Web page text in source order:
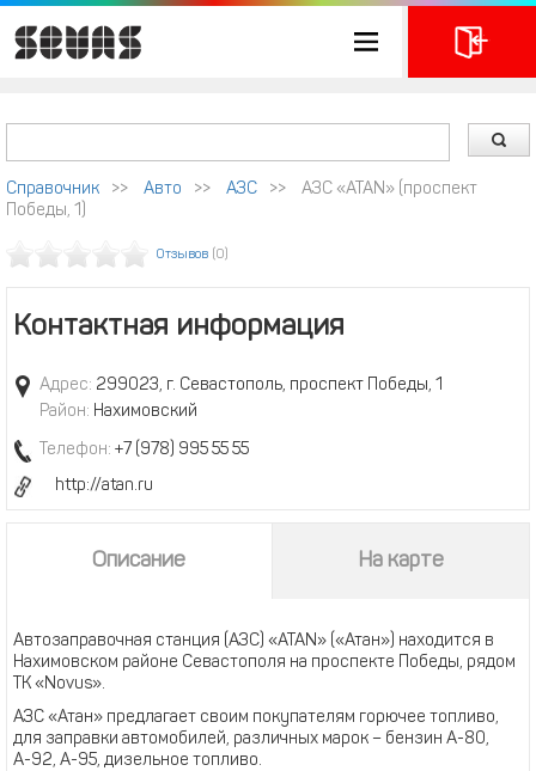
Справочник >> Авто >> АЗС >>
АЗС «ATAN» (проспект
Победы, 1)
Отзывов (0)
Контактная информация
Адрес: 299023, г. Севастополь, проспект Победы, 1
Район: Нахимовский
Телефон: +7 (978) 995 55 55
http://atan.ru
Описание На карте
Автозаправочная станция (АЗС) «ATAN» («Атан») находится в
Нахимовском районе Севастополя на проспекте Победы, рядом
ТК «Novus».
АЗС «Атан» предлагает своим покупателям горючее топливо,
для заправки автомобилей, различных марок – бензин А-80,
А-92, А-95, дизельное топливо.